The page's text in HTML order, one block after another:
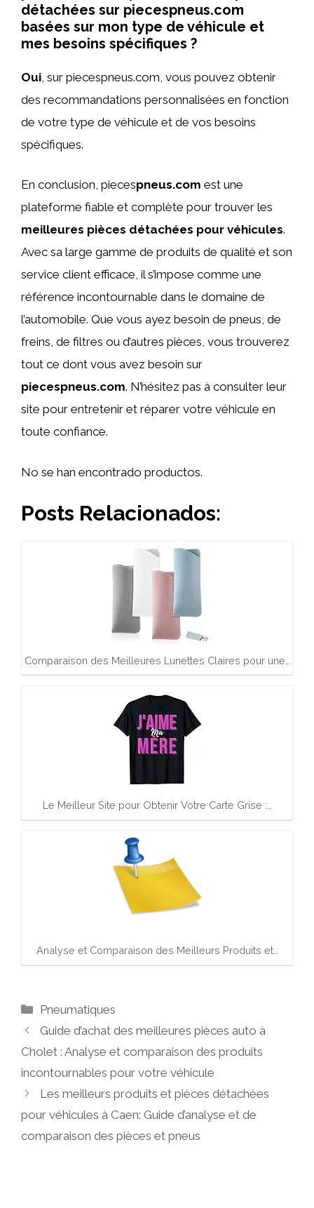
détachées sur piecespneus.com
basées sur mon type de véhicule et
mes besoins spécifiques ?
Oui , sur piecespneus.com, vous pouvez obtenir
des recommandations personnalisées en fonction
de votre type de véhicule et de vos besoins
spécifiques.
En conclusion, piecespneus.com est une
plateforme fiable et complète pour trouver les
meilleures pièces détachées pour véhicules.
Avec sa large gamme de produits de qualité et son
service client efficace, il s’impose comme une
référence incontournable dans le domaine de
l’automobile. Que vous ayez besoin de pneus, de
freins, de filtres ou d’autres pièces, vous trouverez
tout ce dont vous avez besoin sur
piecespneus.com. N’hésitez pas à consulter leur
site pour entretenir et réparer votre véhicule en
toute confiance.
No se han encontrado productos.
Posts Relacionados:
Comparaison des Meilleures Lunettes Claires pour une…
Le Meilleur Site pour Obtenir Votre Carte Grise :…
Analyse et Comparaison des Meilleurs Produits et…
Catégories
Pneumatiques
Guide d’achat des meilleures pièces auto à
Cholet : Analyse et comparaison des produits
incontournables pour votre véhicule
Les meilleurs produits et pièces détachées
pour véhicules à Caen: Guide d’analyse et de
comparaison des pièces et pneus